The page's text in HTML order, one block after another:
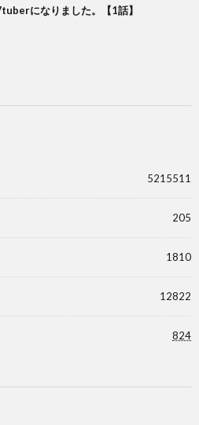
になりました。【1話】
5215511
205
1810
12822
824